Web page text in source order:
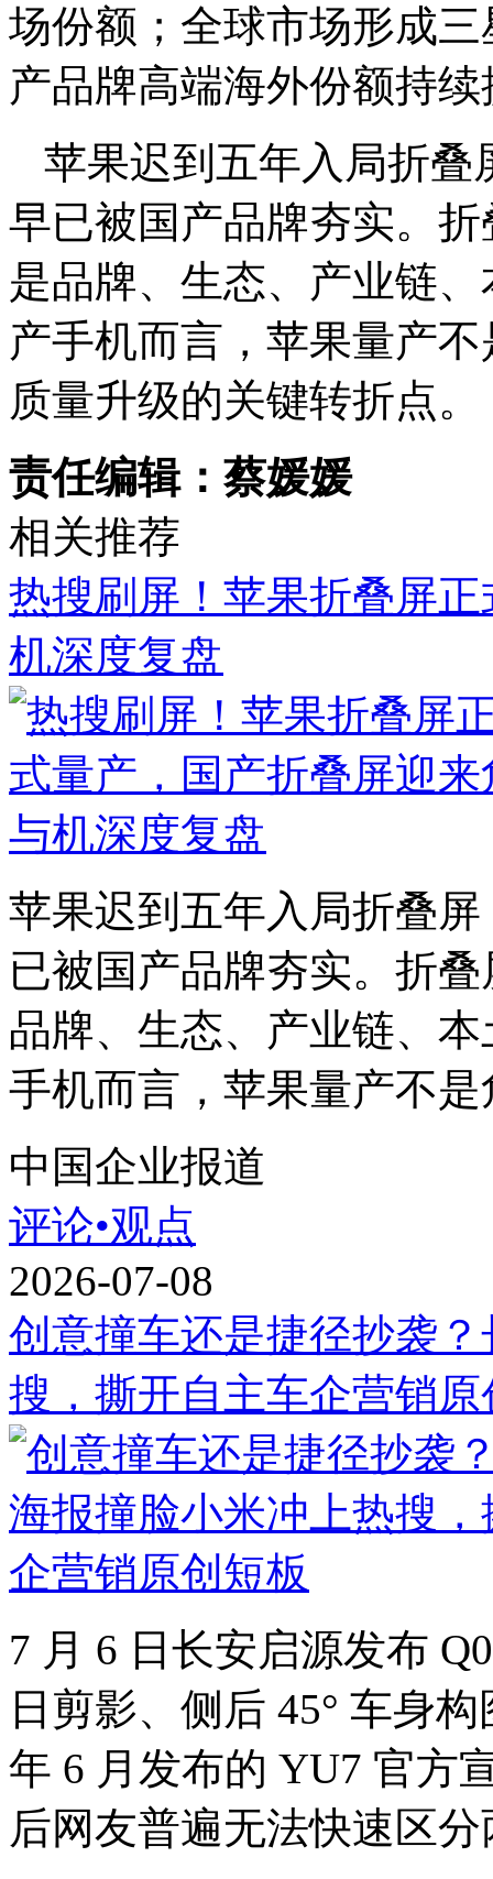
场份额；全球市场形成
产品牌高端海外份额持
苹果迟到五年入局折叠
早已被国产品牌夯实。
是品牌、生态、产业链
产手机而言，苹果量产
质量升级的关键转折点。
责任编辑：蔡媛媛
相关推荐
热搜刷屏！苹果折叠屏
机深度复盘
苹果迟到五年入局折叠
已被国产品牌夯实。折
品牌、生态、产业链、
手机而言，苹果量产不
中国企业报道
评论•观点
2026-07-08
创意撞车还是捷径抄袭
搜，撕开自主车企营销原
7 月 6 日长安启源发布
日剪影、侧后 45° 车身
年 6 月发布的 YU7 官方
后网友普遍无法快速区分